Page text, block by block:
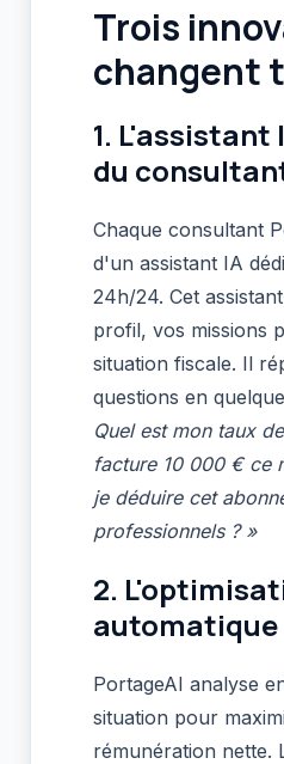
Trois
changent
1. L'assistant
du
Chaque consultant
d'un assistant IA
24h/24. Cet
profil, vos missions
situation fiscale. Il
questions en
Quel est mon taux
facture 10 000 € ce
je déduire cet
professionnels ? »
2.
automatique
PortageAI analyse
situation pour
rémunération nette.